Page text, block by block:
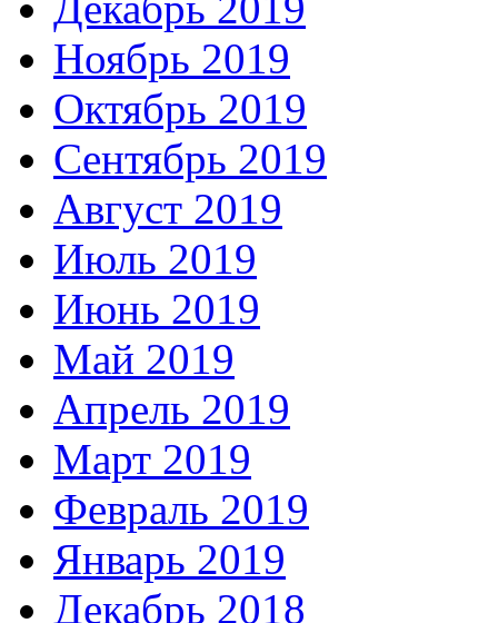
Ноябрь 2019
Октябрь 2019
Сентябрь 2019
Август 2019
Июль 2019
Июнь 2019
Май 2019
Апрель 2019
Март 2019
Февраль 2019
Январь 2019
Декабрь 2018